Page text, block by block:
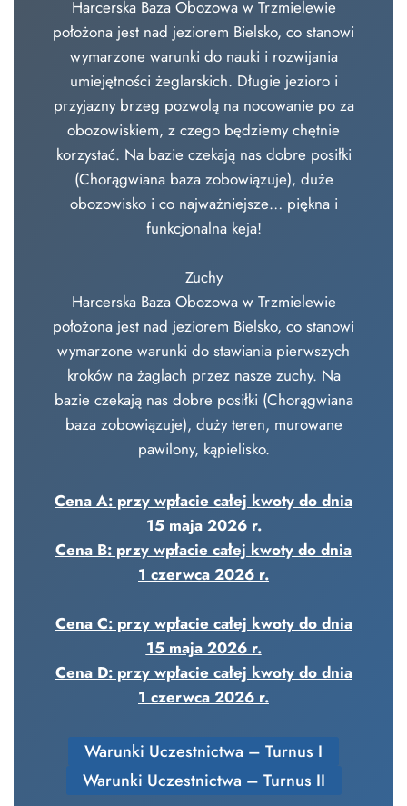
Harcerska Baza Obozowa w Trzmielewie
położona jest nad jeziorem Bielsko, co stanowi
wymarzone warunki do nauki i rozwijania
umiejętności żeglarskich. Długie jezioro i
przyjazny brzeg pozwolą na nocowanie po za
obozowiskiem, z czego będziemy chętnie
korzystać. Na bazie czekają nas dobre posiłki
(Chorągwiana baza zobowiązuje), duże
obozowisko i co najważniejsze… piękna i
funkcjonalna keja!
Zuchy
Harcerska Baza Obozowa w Trzmielewie
położona jest nad jeziorem Bielsko, co stanowi
wymarzone warunki do stawiania pierwszych
kroków na żaglach przez nasze zuchy. Na
bazie czekają nas dobre posiłki (Chorągwiana
baza zobowiązuje), duży teren, murowane
pawilony, kąpielisko.
Cena A: przy wpłacie całej kwoty do dnia
15 maja 2026 r.
Cena B: przy wpłacie całej kwoty do dnia
1 czerwca 2026 r.
Cena C: przy wpłacie całej kwoty do dnia
15 maja 2026 r.
Cena D: przy wpłacie całej kwoty do dnia
1 czerwca 2026 r.
Warunki Uczestnictwa – Turnus I
Warunki Uczestnictwa – Turnus II